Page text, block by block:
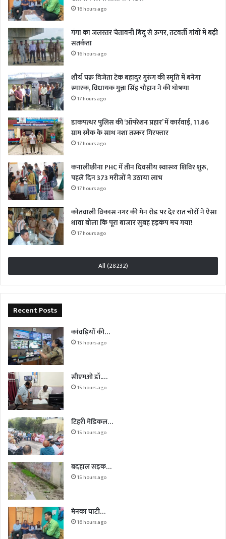
16 hours ago
गंगा का जलस्तर चेतावनी बिंदु से ऊपर, तटवर्ती गांवों में बढ़ी
सतर्कता
16 hours ago
शौर्य चक्र विजेता टेक बहादुर गुरुंग की स्मृति में बनेगा
स्मारक, विधायक मुन्ना सिंह चौहान ने की घोषणा
17 hours ago
डाकपत्थर पुलिस की ‘ऑपरेशन प्रहार’ में कार्रवाई, 11.86
ग्राम स्मैक के साथ नशा तस्कर गिरफ्तार
17 hours ago
कनालीछीना PHC में तीन दिवसीय स्वास्थ्य शिविर शुरू,
पहले दिन 373 मरीजों ने उठाया लाभ
17 hours ago
कोतवाली विकास नगर की मेन रोड पर देर रात चोरों ने ऐसा
धावा बोला कि पूरा बाजार सुबह हड़कंप मच गया!
17 hours ago
All (28232)
Recent Posts
कांवड़ियों की…
15 hours ago
सीएमओ डॉ.…
15 hours ago
टिहरी मेडिकल…
15 hours ago
बदहाल सड़क…
15 hours ago
मेनका घाटी…
16 hours ago